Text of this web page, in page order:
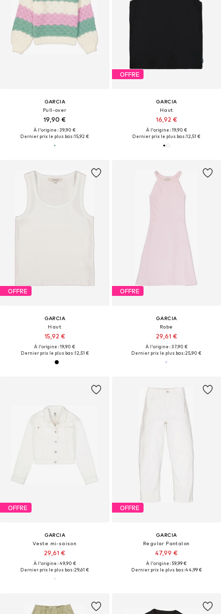
GARCIA
Pull-over
19,90 €
À l'origine : 39,90 €
Dernier prix le plus bas :15,92 €
OFFRE
GARCIA
Haut
16,92 €
À l'origine : 19,90 €
Dernier prix le plus bas :12,51 €
OFFRE
GARCIA
Haut
15,92 €
À l'origine : 19,90 €
Dernier prix le plus bas :12,51 €
OFFRE
GARCIA
Robe
29,61 €
À l'origine : 37,90 €
Dernier prix le plus bas :25,90 €
OFFRE
GARCIA
Veste mi-saison
29,61 €
À l'origine : 49,90 €
Dernier prix le plus bas :29,61 €
OFFRE
GARCIA
Regular Pantalon
47,99 €
À l'origine : 59,99 €
Dernier prix le plus bas :44,99 €